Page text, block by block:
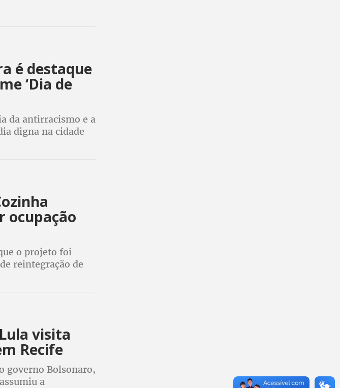
é destaque
‘Dia de
da antirracismo e a
digna na cidade
ocupação
o projeto foi
reintegração de
visita
Recife
governo Bolsonaro,
a